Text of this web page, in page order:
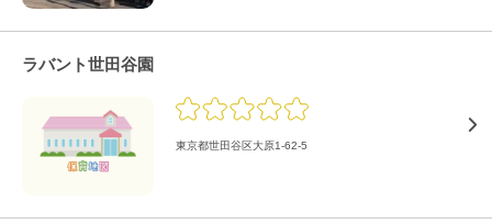
ラバント世田谷園
東京都世田谷区大原1-62-5